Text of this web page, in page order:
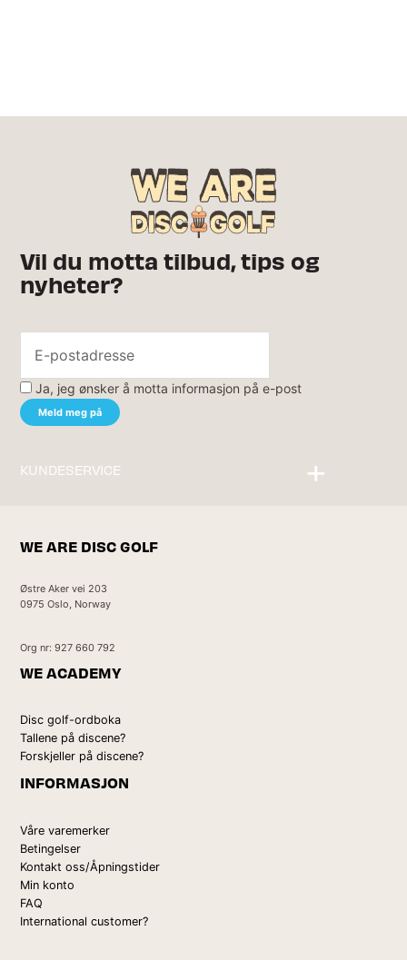
Vil du motta tilbud, tips og
nyheter?
Ja, jeg ønsker å motta informasjon på e-post
KUNDESERVICE
WE ARE DISC GOLF
Østre Aker vei 203
0975 Oslo, Norway
Org nr: 927 660 792
WE ACADEMY
Disc golf-ordboka
Tallene på discene?
Forskjeller på discene?
INFORMASJON
Våre varemerker
Betingelser
Kontakt oss/Åpningstider
Min konto
FAQ
International customer?